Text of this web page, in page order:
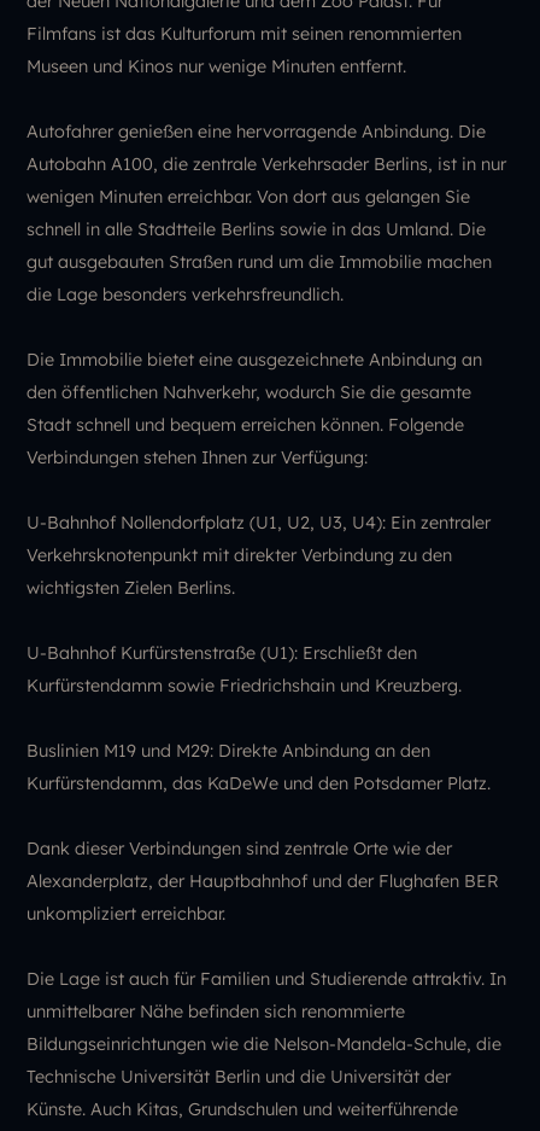
Filmfans ist das Kulturforum mit seinen renommierten
Museen und Kinos nur wenige Minuten entfernt.
Autofahrer genießen eine hervorragende Anbindung. Die
Autobahn A100, die zentrale Verkehrsader Berlins, ist in nur
wenigen Minuten erreichbar. Von dort aus gelangen Sie
schnell in alle Stadtteile Berlins sowie in das Umland. Die
gut ausgebauten Straßen rund um die Immobilie machen
die Lage besonders verkehrsfreundlich.
Die Immobilie bietet eine ausgezeichnete Anbindung an
den öffentlichen Nahverkehr, wodurch Sie die gesamte
Stadt schnell und bequem erreichen können. Folgende
Verbindungen stehen Ihnen zur Verfügung:
U-Bahnhof Nollendorfplatz (U1, U2, U3, U4): Ein zentraler
Verkehrsknotenpunkt mit direkter Verbindung zu den
wichtigsten Zielen Berlins.
U-Bahnhof Kurfürstenstraße (U1): Erschließt den
Kurfürstendamm sowie Friedrichshain und Kreuzberg.
Buslinien M19 und M29: Direkte Anbindung an den
Kurfürstendamm, das KaDeWe und den Potsdamer Platz.
Dank dieser Verbindungen sind zentrale Orte wie der
Alexanderplatz, der Hauptbahnhof und der Flughafen BER
unkompliziert erreichbar.
Die Lage ist auch für Familien und Studierende attraktiv. In
unmittelbarer Nähe befinden sich renommierte
Bildungseinrichtungen wie die Nelson-Mandela-Schule, die
Technische Universität Berlin und die Universität der
Künste. Auch Kitas, Grundschulen und weiterführende